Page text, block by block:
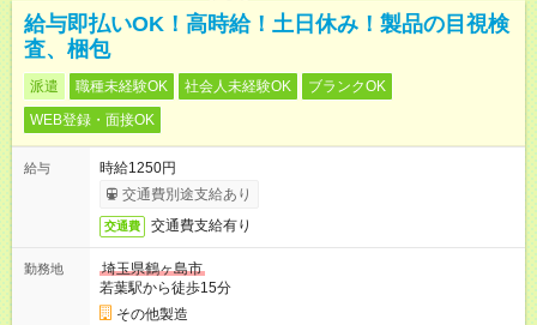
給与即払いOK！高時給！土日休み！製品の目視検
査、梱包
派遣 職種未経験OK 社会人未経験OK
ブランクOK
WEB登録・面接OK
給与
時給1250円
交通費別途支給あり
交通費 交通費支給有り
勤務地
埼玉県鶴ヶ島市
若葉駅から徒歩15分
その他製造